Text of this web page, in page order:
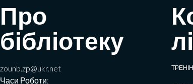
Про
бібліотеку
zounb.zp@ukr.net
Часи Роботи: